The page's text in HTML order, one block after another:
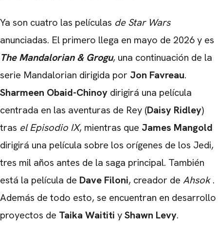
Ya son cuatro las películas de Star Wars
anunciadas. El primero llega en mayo de 2026 y es
The Mandalorian & Grogu, una continuación de la
serie Mandalorian dirigida por Jon Favreau.
Sharmeen Obaid-Chinoy dirigirá una película
centrada en las aventuras de Rey (Daisy Ridley)
tras el Episodio IX, mientras que James Mangold
dirigirá una película sobre los orígenes de los Jedi,
tres mil años antes de la saga principal. También
está la película de Dave Filoni, creador de Ahsok.
Además de todo esto, se encuentran en desarrollo
proyectos de Taika Waititi yShawn Levy.